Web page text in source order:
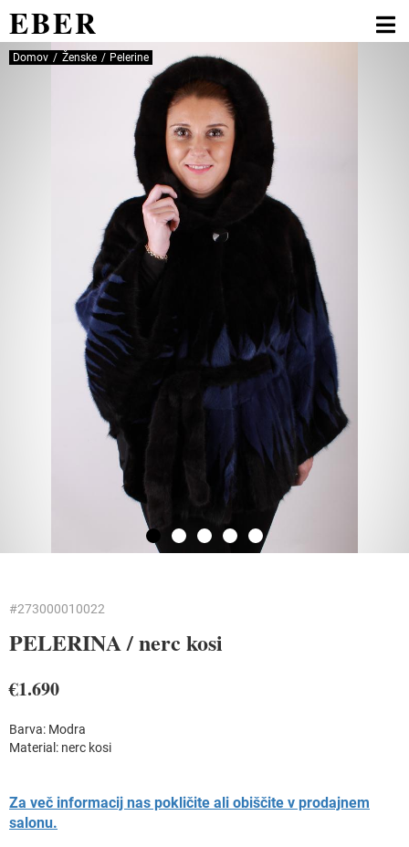
EBER
Domov Ženske Pelerine
#273000010022
PELERINA /nerc kosi
€1.690
Barva: Modra
Material: nerc kosi
Za več informacij nas pokličite ali obiščite v prodajnem
salonu.